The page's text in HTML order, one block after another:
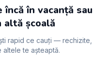
în vacanță sau
altă școală
rapid ce cauți — rechizite,
altele te așteaptă.